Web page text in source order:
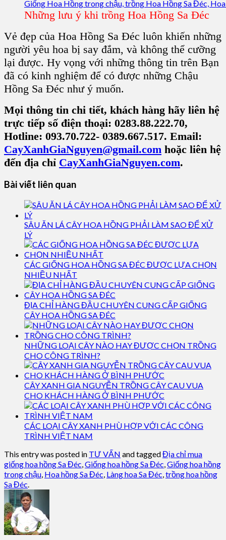
Những lưu ý khi trồng Hoa Hồng Sa Đéc
Vẻ đẹp của Hoa Hồng Sa Đéc luôn khiến những
người yêu hoa bị say đắm, và không thể cưỡng
lại được. Hy vọng với những thông tin trên Bạn
đã có kinh nghiệm để có được những Chậu
Hồng Sa Đéc như ý muốn.
Mọi thông tin chi tiết, khách hàng hãy liên hệ
trực tiếp số điện thoại: 0283.88.222.70,
Hotline: 093.70.722- 0389.667.517. Email:
CayXanhGiaNguyen@gmail.com hoặc liên hệ
đến địa chỉ CayXanhGiaNguyen.com.
Bài viết liên quan
SÂU ĂN LÁ CÂY HOA HỒNG PHẢI LÀM SAO ĐỂ XỬ
LÝ
CÁC GIỐNG HOA HỒNG SA ĐÉC ĐƯỢC LỰA CHỌN
NHIỀU NHẤT
ĐỊA CHỈ HÀNG ĐẦU CHUYÊN CUNG CẤP GIỐNG
CÂY HOA HỒNG SA ĐÉC
NHỮNG LOẠI CÂY NÀO HAY ĐƯỢC CHỌN TRỒNG
CHO CÔNG TRÌNH?
CÂY XANH GIA NGUYỄN TRỒNG CÂY CAU VUA
CHO KHÁCH HÀNG Ở BÌNH PHƯỚC
CÁC LOẠI CÂY XANH PHÙ HỢP VỚI CÁC CÔNG
TRÌNH VIỆT NAM
This entry was posted in TƯ VẤN and taggedĐịa chỉ mua
giống hoa hồng Sa Đéc,Giống hoa hồng Sa Đéc,Giống hoa hồng
trong chậu, Hoa hồng Sa Đéc, Làng hoa Sa Đéc,trồng hoa hồng
Sa Đéc.